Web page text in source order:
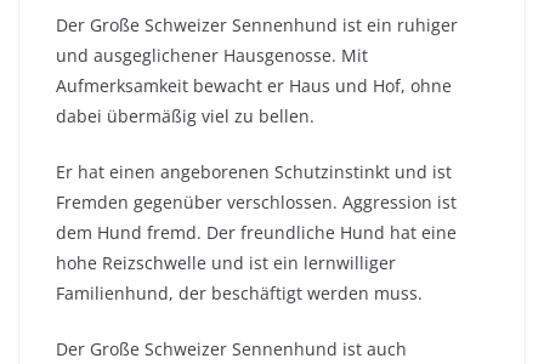
Der Große Schweizer Sennenhund ist ein ruhiger
und ausgeglichener Hausgenosse. Mit
Aufmerksamkeit bewacht er Haus und Hof, ohne
dabei übermäßig viel zu bellen.
Er hat einen angeborenen Schutzinstinkt und ist
Fremden gegenüber verschlossen. Aggression ist
dem Hund fremd. Der freundliche Hund hat eine
hohe Reizschwelle und ist ein lernwilliger
Familienhund, der beschäftigt werden muss.
Der Große Schweizer Sennenhund ist auch